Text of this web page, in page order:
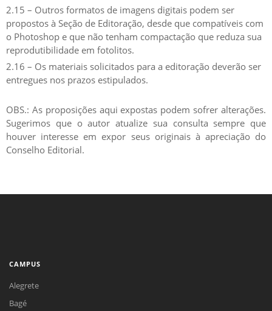
2.15 – Outros formatos de imagens digitais podem ser
propostos à Seção de Editoração, desde que compatíveis com
o Photoshop e que não tenham compactação que reduza sua
reprodutibilidade em fotolitos.
2.16 – Os materiais solicitados para a editoração deverão ser
entregues nos prazos estipulados.
OBS.: As proposições aqui expostas podem sofrer alterações.
Sugerimos que o autor atualize sua consulta sempre que
houver interesse em expor seus originais à apreciação do
Conselho Editorial.
CAMPUS
Alegrete
Bagé